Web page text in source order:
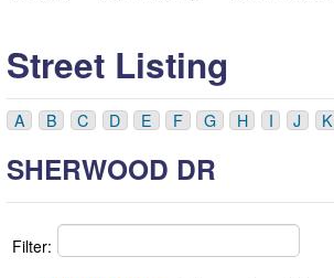
Street Listing
A B C D E F G H I J K
SHERWOOD DR
Filter: